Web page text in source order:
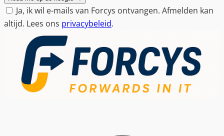
Ja, ik wil e-mails van Forcys ontvangen. Afmelden kan
altijd. Lees ons privacybeleid.